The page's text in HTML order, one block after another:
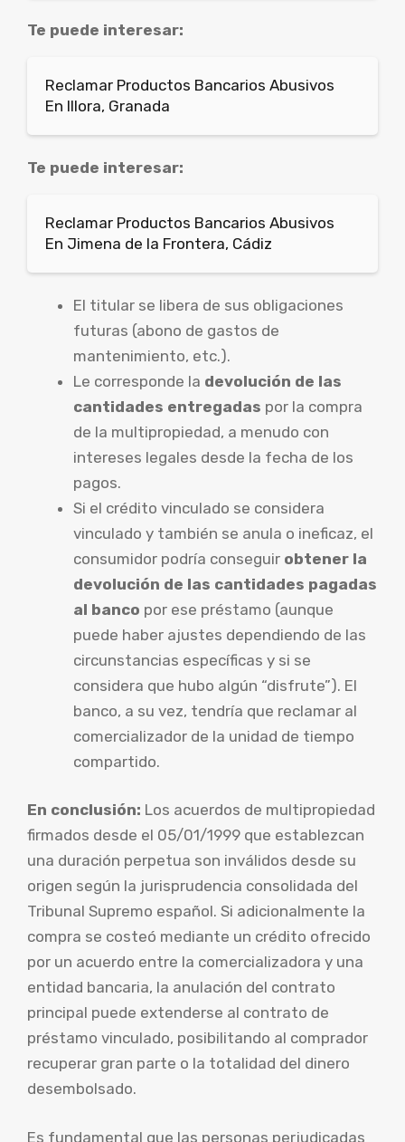
Te puede interesar:
Reclamar Productos Bancarios Abusivos
En Illora, Granada
Te puede interesar:
Reclamar Productos Bancarios Abusivos
En Jimena de la Frontera, Cádiz
El titular se libera de sus obligaciones
futuras (abono de gastos de
mantenimiento, etc.).
Le corresponde la devolución de las
cantidades entregadas por la compra
de la multipropiedad, a menudo con
intereses legales desde la fecha de los
pagos.
Si el crédito vinculado se considera
vinculado y también se anula o ineficaz, el
consumidor podría conseguir obtener la
devolución de las cantidades pagadas
al banco por ese préstamo (aunque
puede haber ajustes dependiendo de las
circunstancias específicas y si se
considera que hubo algún “disfrute”). El
banco, a su vez, tendría que reclamar al
comercializador de la unidad de tiempo
compartido.
En conclusión: Los acuerdos de multipropiedad
firmados desde el 05/01/1999 que establezcan
una duración perpetua son inválidos desde su
origen según la jurisprudencia consolidada del
Tribunal Supremo español. Si adicionalmente la
compra se costeó mediante un crédito ofrecido
por un acuerdo entre la comercializadora y una
entidad bancaria, la anulación del contrato
principal puede extenderse al contrato de
préstamo vinculado, posibilitando al comprador
recuperar gran parte o la totalidad del dinero
desembolsado.
Es fundamental que las personas perjudicadas